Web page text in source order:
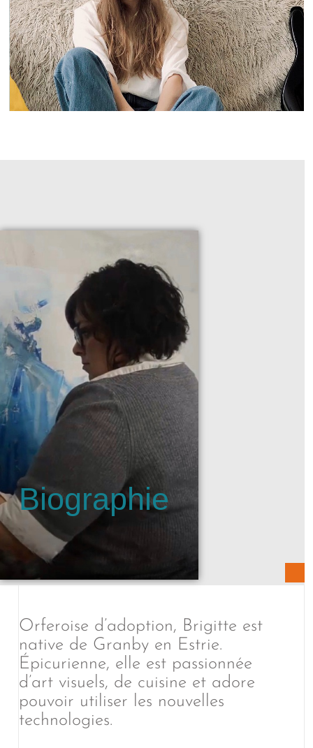
Biographie
Orferoise d’adoption, Brigitte est
native de Granby en Estrie.
Épicurienne, elle est passionnée
d’art visuels, de cuisine et adore
pouvoir utiliser les nouvelles
technologies.